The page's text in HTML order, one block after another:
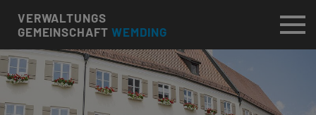
VERWALTUNGS
GEMEINSCHAFTWEMDING